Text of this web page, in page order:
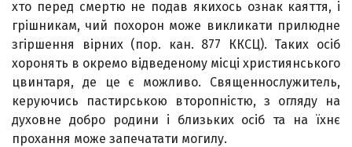
хто перед смертю не подав якихось ознак каяття, і
грішникам, чий похорон може викликати прилюдне
згіршення вірних (пор. кан. 877 ККСЦ). Таких осіб
хоронять в окремо відведеному місці християнського
цвинтаря, де це є можливо. Свя­щеннослужитель,
керуючись пастирською второпністю, з огляду на
духовне добро родини і близьких осіб та на їхнє
прохання може запечатати могилу.